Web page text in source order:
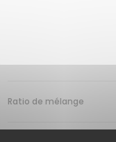
Ratio de mélange